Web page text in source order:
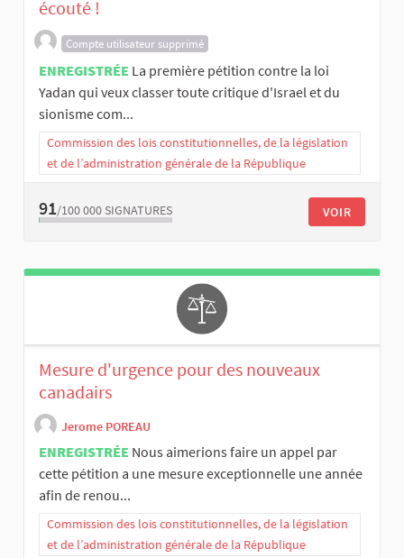
écouté !
Compte utilisateur supprimé
ENREGISTRÉE La première pétition contre la loi
Yadan qui veux classer toute critique d'Israel et du
sionisme com...
Commission des lois constitutionnelles, de la législation
et de l’administration générale de la République
91/100 000 SIGNATURES VOIR
Mesure d'urgence pour des nouveaux
canadairs
Jerome POREAU
ENREGISTRÉE Nous aimerions faire un appel par
cette pétition a une mesure exceptionnelle une année
afin de renou...
Commission des lois constitutionnelles, de la législation
et de l’administration générale de la République